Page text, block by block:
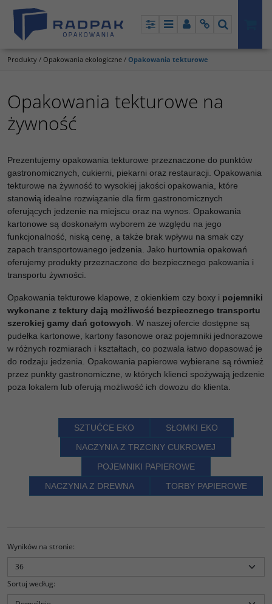
PanelMenuPanelInfoSzukaj
Produkty / Opakowania ekologiczne / Opakowania tekturowe
Opakowania tekturowe na
żywność
Prezentujemy opakowania tekturowe przeznaczone do punktów
gastronomicznych, cukierni, piekarni oraz restauracji. Opakowania
tekturowe na żywność to wysokiej jakości opakowania, które
stanowią idealne rozwiązanie dla firm gastronomicznych
oferujących jedzenie na miejscu oraz na wynos. Opakowania
kartonowe są doskonałym wyborem ze względu na jego
funkcjonalność, niską cenę, a także brak wpływu na smak czy
zapach transportowanego jedzenia. Jako hurtownia opakowań
oferujemy produkty przeznaczone do bezpiecznego pakowania i
transportu żywności.
Opakowania tekturowe klapowe, z okienkiem czy boxy i pojemniki
wykonane z tektury dają możliwość bezpiecznego transportu
szerokiej gamy dań gotowych . W naszej ofercie dostępne są
pudełka kartonowe, kartony fasonowe oraz pojemniki jednorazowe
w różnych rozmiarach i kształtach, co pozwala łatwo dopasować je
do rodzaju jedzenia. Opakowania papierowe wybierane są również
przez punkty gastronomiczne, w których klienci spożywają jedzenie
poza lokalem lub oferują możliwość ich dowozu do klienta.
SZTUĆCE EKO
SŁOMKI EKO
NACZYNIA Z TRZCINY CUKROWEJ
POJEMNIKI PAPIEROWE
NACZYNIA Z DREWNA
TORBY PAPIEROWE
Wyników na stronie:
Sortuj według: